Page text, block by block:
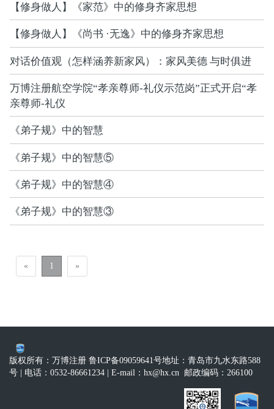
【修身做人】《家范》中的修身齐家思想
【修身做人】《尚书 ·无逸》中的修身齐家思想
对话价值观（怎样涵养新家风）：家风美德 与时俱进
万博注册航空学院“孝亲尊师-礼仪示范岗”正式开启“孝
亲尊师-礼仪
《弟子规》中的智慧
《弟子规》中的智慧⑤
《弟子规》中的智慧④
《弟子规》中的智慧③
« 1 »
版权所有：万博注册 鲁ICP备09059641号地址：青岛市九水东路588
号 | 电话：0532-86661234 | E-mail： hx@hx.cn 邮政编码：266100